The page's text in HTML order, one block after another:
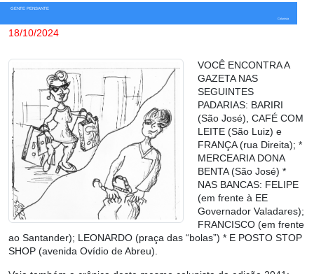
GENTE PENSANTE
Colunista
18/10/2024
VOCÊ ENCONTRA A
GAZETA NAS
SEGUINTES
PADARIAS: BARIRI
(São José), CAFÉ COM
LEITE (São Luiz) e
FRANÇA (rua Direita); *
MERCEARIA DONA
BENTA (São José) *
NAS BANCAS: FELIPE
(em frente à EE
Governador Valadares);
FRANCISCO (em frente
ao Santander); LEONARDO (praça das “bolas”) * E POSTO STOP
SHOP (avenida Ovídio de Abreu).